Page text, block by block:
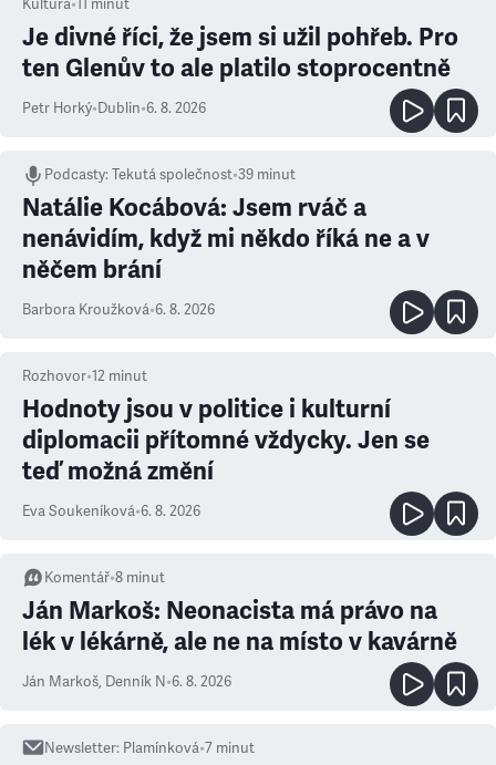
Kultura• minut
Je divné říci, že jsem si užil pohřeb. Pro
ten Glenův to ale platilo stoprocentně
Petr Horký•Dublin•6. 8. 2026
Podcasty:Tekutá společnost•39 minut
Natálie Kocábová: Jsem rváč a
nenávidím, když mi někdo říká ne a v
něčem brání
Barbora Kroužková•6. 8. 2026
Rozhovor•12 minut
Hodnoty jsou v politice i kulturní
diplomacii přítomné vždycky. Jen se
teď možná změní
Eva Soukeníková•6. 8. 2026
Komentář•8 minut
Ján Markoš: Neonacista má právo na
lék v lékárně, ale ne na místo v kavárně
Ján Markoš, Denník N•6. 8. 2026
Newsletter: Plamínková•7 minut